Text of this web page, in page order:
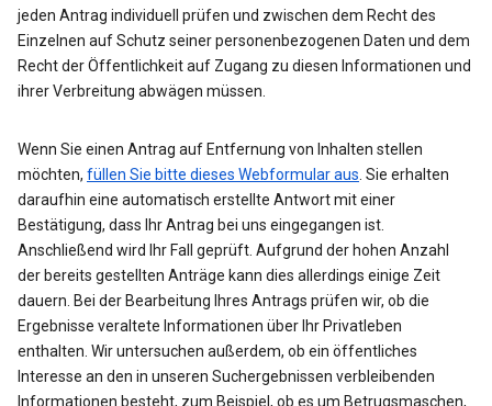
jeden Antrag individuell prüfen und zwischen dem Recht des
Einzelnen auf Schutz seiner personenbezogenen Daten und dem
Recht der Öffentlichkeit auf Zugang zu diesen Informationen und
ihrer Verbreitung abwägen müssen.
Wenn Sie einen Antrag auf Entfernung von Inhalten stellen
möchten, füllen Sie bitte dieses Webformular aus . Sie erhalten
daraufhin eine automatisch erstellte Antwort mit einer
Bestätigung, dass Ihr Antrag bei uns eingegangen ist.
Anschließend wird Ihr Fall geprüft. Aufgrund der hohen Anzahl
der bereits gestellten Anträge kann dies allerdings einige Zeit
dauern. Bei der Bearbeitung Ihres Antrags prüfen wir, ob die
Ergebnisse veraltete Informationen über Ihr Privatleben
enthalten. Wir untersuchen außerdem, ob ein öffentliches
Interesse an den in unseren Suchergebnissen verbleibenden
Informationen besteht, zum Beispiel, ob es um Betrugsmaschen,